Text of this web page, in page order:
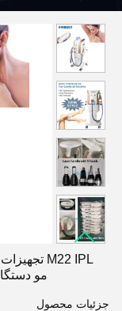
مو
جزئیات محصول